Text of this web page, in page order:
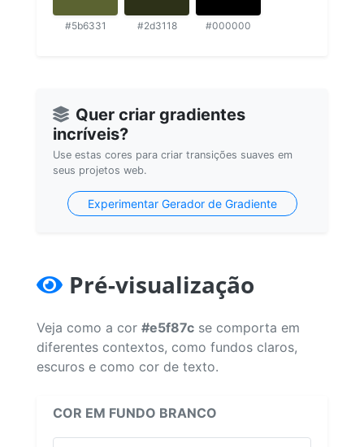
#5b6331 #2d3118 #000000
Quer criar gradientes
incríveis?
Use estas cores para criar transições suaves em
seus projetos web.
Experimentar Gerador de Gradiente
Pré-visualização
Veja como a cor #e5f87c se comporta em
diferentes contextos, como fundos claros,
escuros e como cor de texto.
COR EM FUNDO BRANCO